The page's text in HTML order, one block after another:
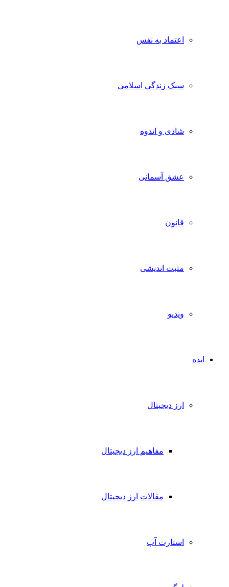
اعتماد به نفس
سبک زندگی اسلامی
شادی و اندوه
عشق آسمانی
قانون
مثبت اندیشی
ویدیو
ایده
ارز دیجیتال
مفاهیم ارز دیجیتال
مقالات ارز دیجیتال
استارت آپ